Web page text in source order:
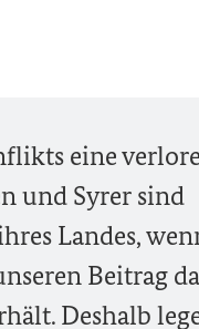
eine
und Syrer sind
Landes,
Beitrag
Deshalb